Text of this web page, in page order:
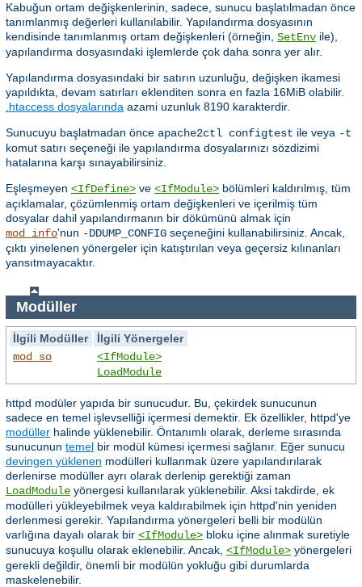
Kabuğun ortam değişkenlerinin, sadece, sunucu başlatılmadan önce
tanımlanmış değerleri kullanılabilir. Yapılandırma dosyasının
kendisinde tanımlanmış ortam değişkenleri (örneğin, SetEnv ile),
yapılandırma dosyasındaki işlemlerde çok daha sonra yer alır.
Yapılandırma dosyasındaki bir satırın uzunluğu, değişken ikamesi
yapıldıkta, devam satırları eklenditen sonra en fazla 16MiB olabilir.
.htaccess dosyalarında azami uzunluk 8190 karakterdir.
Sunucuyu başlatmadan önce apache2ctl configtest ile veya -t
komut satırı seçeneği ile yapılandırma dosyalarınızı sözdizimi
hatalarına karşı sınayabilirsiniz.
Eşleşmeyen <IfDefine> ve <IfModule> bölümleri kaldırılmış, tüm
açıklamalar, çözümlenmiş ortam değişkenleri ve içerilmiş tüm
dosyalar dahil yapılandırmanın bir dökümünü almak için
mod_info'nun -DDUMP_CONFIG seçeneğini kullanabilirsiniz. Ancak,
çıktı yinelenen yönergeler için katıştırılan veya geçersiz kılınanları
yansıtmayacaktır.
Modüller
İlgili Modüller
İlgili Yönergeler
mod_so
<IfModule>
LoadModule
httpd modüler yapıda bir sunucudur. Bu, çekirdek sunucunun
sadece en temel işlevselliği içermesi demektir. Ek özellikler, httpd'ye
modüller halinde yüklenebilir. Öntanımlı olarak, derleme sırasında
sunucunun temel bir modül kümesi içermesi sağlanır. Eğer sunucu
devingen yüklenen modülleri kullanmak üzere yapılandırılarak
derlenirse modüller ayrı olarak derlenip gerektiği zaman
LoadModule yönergesi kullanılarak yüklenebilir. Aksi takdirde, ek
modülleri yükleyebilmek veya kaldırabilmek için httpd'nin yeniden
derlenmesi gerekir. Yapılandırma yönergeleri belli bir modülün
varlığına dayalı olarak bir <IfModule> bloku içine alınmak suretiyle
sunucuya koşullu olarak eklenebilir. Ancak, <IfModule> yönergeleri
gerekli değildir, önemli bir modülün yokluğu gibi durumlarda
maskelenebilir.